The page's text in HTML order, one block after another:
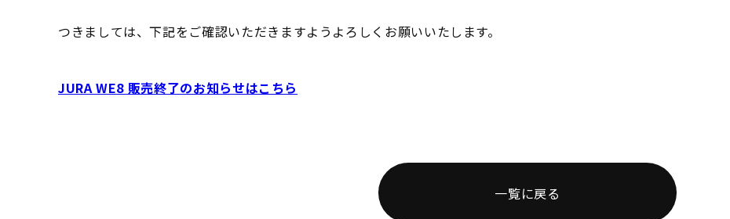
つきましては、下記をご確認いただきますようよろしくお願いいたします。
JURA WE8 販売終了のお知らせはこちら
一覧に戻る